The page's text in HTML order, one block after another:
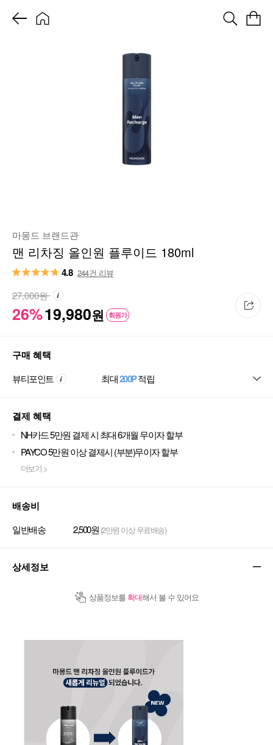
마몽드 브랜드관
맨 리차징 올인원 플루이드 180ml
4.8 244건 리뷰
26%19,980원 회원가
27,000원
구매 혜택
뷰티포인트 최대200P적립
결제 혜택
NH카드 5만원 결제 시 최대 6개월 무이자 할부
PAYCO 5만원 이상 결제시 (부분)무이자 할부
더보기 >
배송비
일반배송 2,500원 (2만원 이상 무료배송)
상세정보
상품정보를 확대해서 볼 수 있어요